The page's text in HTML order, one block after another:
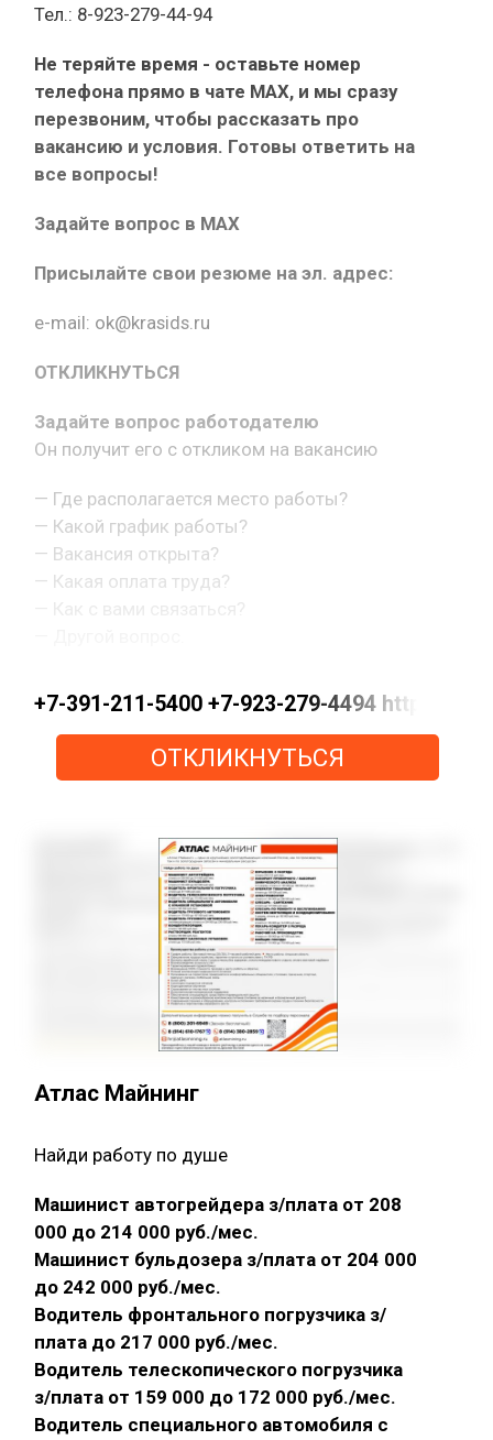
Тел.: 8-923-279-44-94
Не теряйте время - оставьте номер
телефона прямо в чате MAX, и мы сразу
перезвоним, чтобы рассказать про
вакансию и условия. Готовы ответить на
все вопросы!
Задайте вопрос в MAX
Присылайте свои резюме на эл. адрес:
e-mail: ok@krasids.ru
ОТКЛИКНУТЬСЯ
Задайте вопрос работодателю
Он получит его с откликом на вакансию
— Где располагается место работы?
— Какой график работы?
— Вакансия открыта?
— Какая оплата труда?
+7-391-211-5400 +7-923-279-4494 https://
ОТКЛИКНУТЬСЯ
Атлас Майнинг
Найди работу по душе
Машинист автогрейдера з/плата от 208
000 до 214 000 руб./мес.
Машинист бульдозера з/плата от 204 000
до 242 000 руб./мес.
Водитель фронтального погрузчика з/
плата до 217 000 руб./мес.
Водитель телескопического погрузчика
з/плата от 159 000 до 172 000 руб./мес.
Водитель специального автомобиля с